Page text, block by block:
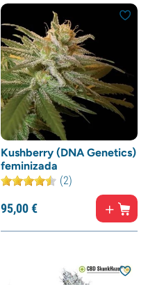
Kushberry (DNA Genetics)
feminizada
(2)
95,00€